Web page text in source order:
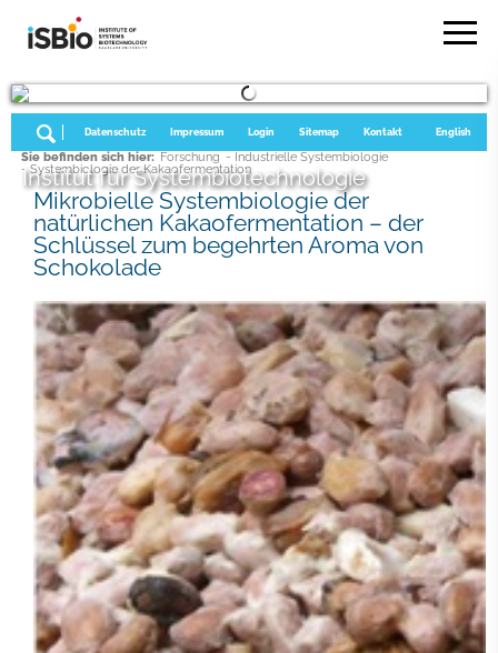
Institut für Systembiotechnologie
English
Kontakt
Sitemap
Login
Impressum
Datenschutz
Sie befinden sich hier: Forschung - Industrielle Systembiologie
- Systembiologie der Kakaofermentation
Mikrobielle Systembiologie der
natürlichen Kakaofermentation – der
Schlüssel zum begehrten Aroma von
Schokolade